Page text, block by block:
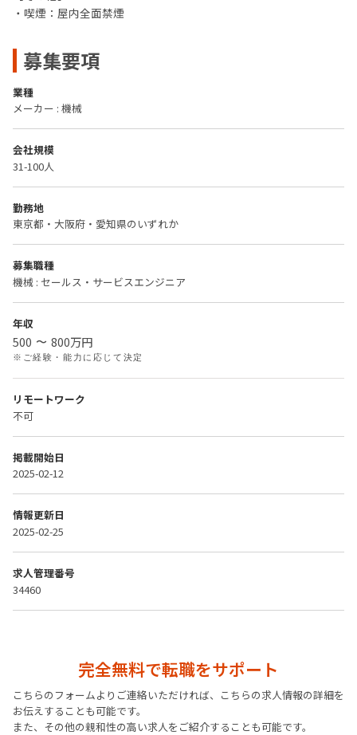
・喫煙：屋内全面禁煙
募集要項
業種
メーカー : 機械
会社規模
31-100人
勤務地
東京都・大阪府・愛知県のいずれか
募集職種
機械 : セールス・サービスエンジニア
年収
500 〜 800万円
※ご経験・能力に応じて決定
リモートワーク
不可
掲載開始日
2025-02-12
情報更新日
2025-02-25
求人管理番号
34460
完全無料で転職をサポート
こちらのフォームよりご連絡いただければ、こちらの求人情報の詳細を
お伝えすることも可能です。
また、その他の親和性の高い求人をご紹介することも可能です。